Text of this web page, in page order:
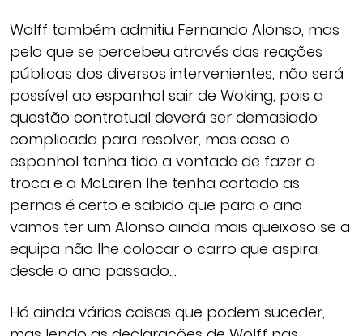
Wolff também admitiu Fernando Alonso, mas
pelo que se percebeu através das reações
públicas dos diversos intervenientes, não será
possível ao espanhol sair de Woking, pois a
questão contratual deverá ser demasiado
complicada para resolver, mas caso o
espanhol tenha tido a vontade de fazer a
troca e a McLaren lhe tenha cortado as
pernas é certo e sabido que para o ano
vamos ter um Alonso ainda mais queixoso se a
equipa não lhe colocar o carro que aspira
desde o ano passado…
Há ainda várias coisas que podem suceder,